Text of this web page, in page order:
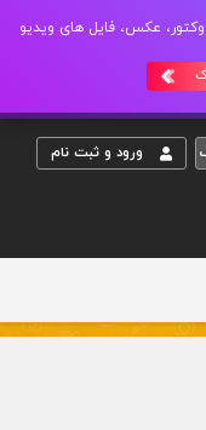
تا 600 طرح لایه باز، وکتور، عکس، فایل های ویدیو
ورود و ثبت نام